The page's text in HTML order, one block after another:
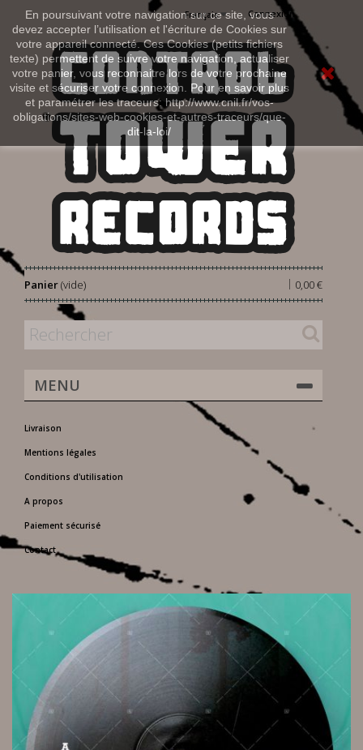
En poursuivant votre navigation sur ce site, vous
devez accepter l’utilisation et l'écriture de Cookies sur
votre appareil connecté. Ces Cookies (petits fichiers
texte) permettent de suivre votre navigation, actualiser
votre panier, vous reconnaitre lors de votre prochaine
visite et sécuriser votre connexion. Pour en savoir plus
et paramétrer les traceurs: http://www.cnil.fr/vos-
obligations/sites-web-cookies-et-autres-traceurs/que-
dit-la-loi/
Connexion
Français
Panier 0,00 €
|
(vide)
MENU
Livraison
Mentions légales
Conditions d'utilisation
A propos
Paiement sécurisé
Contact